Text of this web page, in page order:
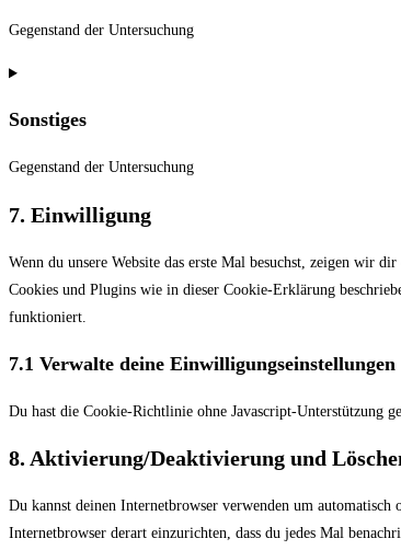
Gegenstand der Untersuchung
Consent
service
Sonstiges
Gegenstand der Untersuchung
Consent
service
sonstiges
7. Einwilligung
Wenn du unsere Website das erste Mal besuchst, zeigen wir
Cookies und Plugins wie in dieser Cookie-Erklärung
funktioniert.
7.1 Verwalte deine Einwilligungseinstellungen
Du hast die Cookie-Richtlinie ohne Javascript-Unterstützung
8. Aktivierung/Deaktivierung und
Du kannst deinen Internetbrowser verwenden um
Internetbrowser derart einzurichten, dass du jedes Mal